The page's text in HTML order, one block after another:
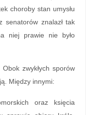
choroby stan umysłu
znalazł tak
niej prawie nie było
zwykłych sporów
Między innymi:
oraz księcia